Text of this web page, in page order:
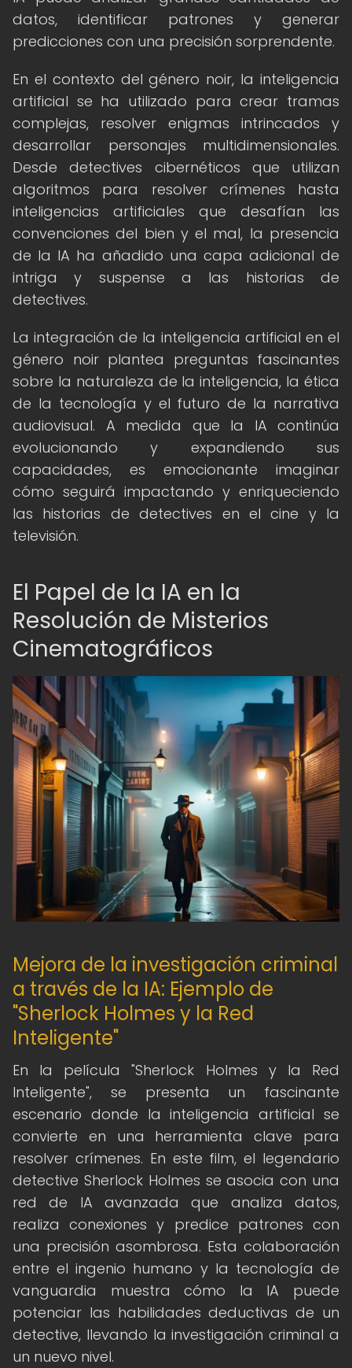
datos, identificar patrones y generar
predicciones con una precisión sorprendente.
En el contexto del género noir, la inteligencia
artificial se ha utilizado para crear tramas
complejas, resolver enigmas intrincados y
desarrollar personajes multidimensionales.
Desde detectives cibernéticos que utilizan
algoritmos para resolver crímenes hasta
inteligencias artificiales que desafían las
convenciones del bien y el mal, la presencia
de la IA ha añadido una capa adicional de
intriga y suspense a las historias de
detectives.
La integración de la inteligencia artificial en el
género noir plantea preguntas fascinantes
sobre la naturaleza de la inteligencia, la ética
de la tecnología y el futuro de la narrativa
audiovisual. A medida que la IA continúa
evolucionando y expandiendo sus
capacidades, es emocionante imaginar
cómo seguirá impactando y enriqueciendo
las historias de detectives en el cine y la
televisión.
El Papel de la IA en la
Resolución de Misterios
Cinematográficos
Mejora de la investigación criminal
a través de la IA: Ejemplo de
"Sherlock Holmes y la Red
Inteligente"
En la película "Sherlock Holmes y la Red
Inteligente", se presenta un fascinante
escenario donde la inteligencia artificial se
convierte en una herramienta clave para
resolver crímenes. En este film, el legendario
detective Sherlock Holmes se asocia con una
red de IA avanzada que analiza datos,
realiza conexiones y predice patrones con
una precisión asombrosa. Esta colaboración
entre el ingenio humano y la tecnología de
vanguardia muestra cómo la IA puede
potenciar las habilidades deductivas de un
detective, llevando la investigación criminal a
un nuevo nivel.